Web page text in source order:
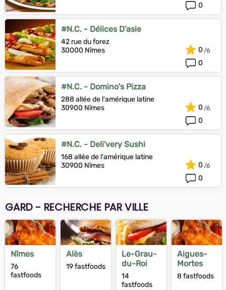
0
#N.C. - Délices D'asie
42 rue du forez
30000 Nîmes
0
0
#N.C. - Domino's Pizza
288 allée de l'amérique latine
30900 Nîmes
0
0
#N.C. - Deli'very Sushi
168 allée de l'amérique latine
30900 Nîmes
0
0
GARD - RECHERCHE PAR VILLE
Nîmes
76
fastfoods
Alès
19 fastfoods
Le-Grau-
du-Roi
14
fastfoods
Aigues-
Mortes
8 fastfoods